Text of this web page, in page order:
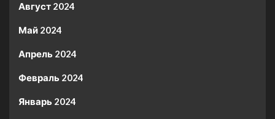
Август 2024
Май 2024
Апрель 2024
Февраль 2024
Январь 2024